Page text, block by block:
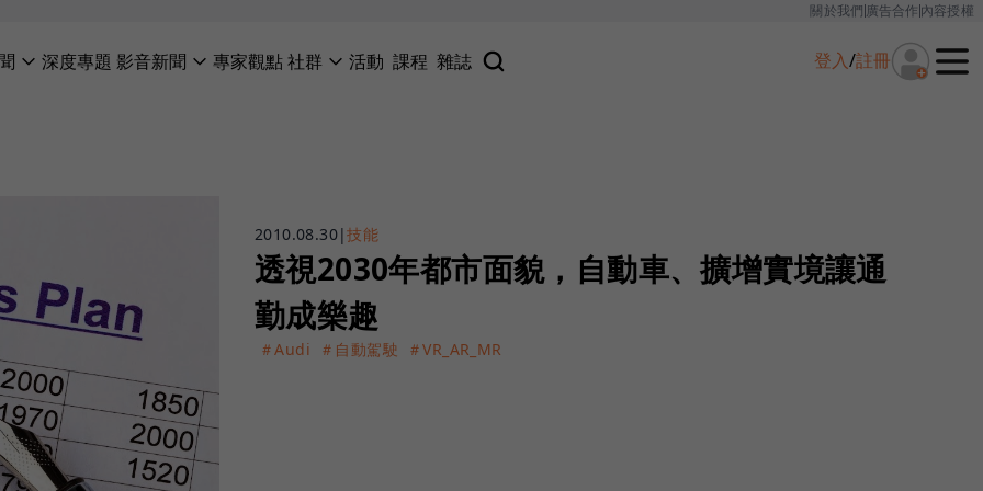
關於我們廣告合作內容授權
深度專題 影音新聞 專家觀點社群 活動 課程 雜誌 登入/註冊
2010.08.30|技能
透視2030年都市面貌，自動車、擴增實境讓通
勤成樂趣
＃Audi ＃自動駕駛 ＃VR_AR_MR